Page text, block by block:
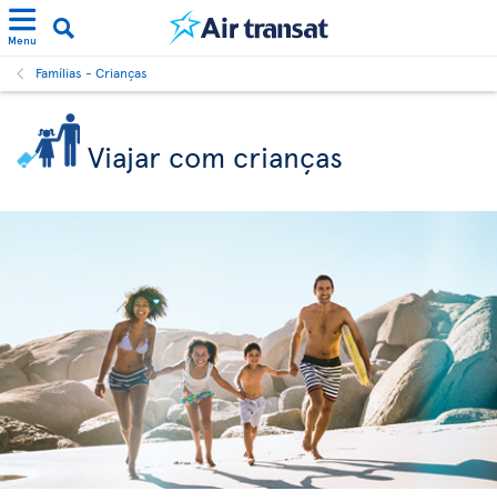
Menu
Famílias - Crianças
Viajar com crianças